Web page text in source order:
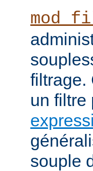
filtrage.
un filtre
souple